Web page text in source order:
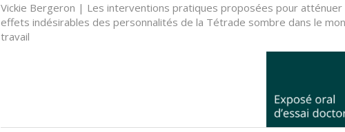
Vickie Bergeron | Les interventions pratiques proposées pour atténuer
effets indésirables des personnalités de la Tétrade sombre dans le
travail